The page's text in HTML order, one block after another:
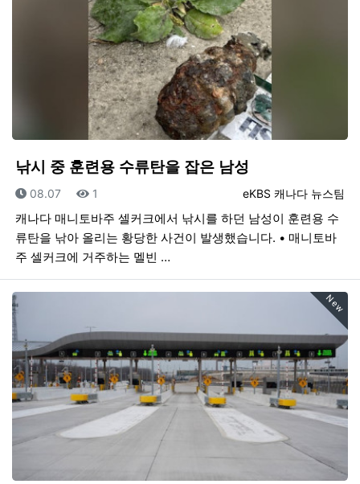
낚시 중 훈련용 수류탄을 잡은 남성
등록자
eKBS 캐나다 뉴스팀
등록일
08.07 조회
1
캐나다 매니토바주 셀커크에서 낚시를 하던 남성이 훈련용 수
류탄을 낚아 올리는 황당한 사건이 발생했습니다. • 매니토바
주 셀커크에 거주하는 멜빈 …
New